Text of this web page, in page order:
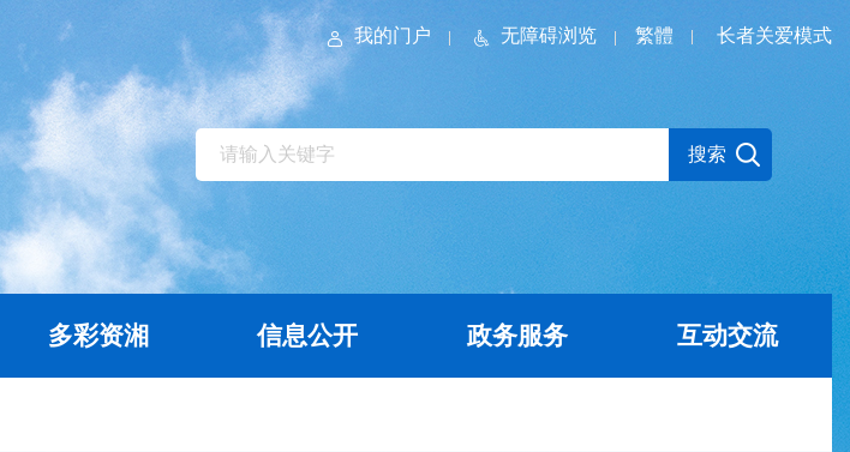
长者关爱模式
我的门户 无障碍浏览 繁體
多彩资湘 信息公开 政务服务 互动交流